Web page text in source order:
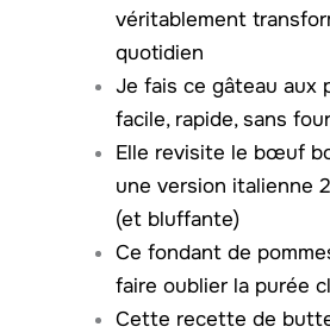
véritablement
quotidien
Je fais ce gâteau aux
facile, rapide, sans
Elle revisite le bœuf
une version italienne
(et bluffante)
Ce fondant de
faire oublier la purée
Cette recette de